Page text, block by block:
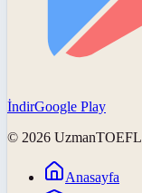
İndirGoogle Play
© 2026 UzmanTOEFL
Anasayfa